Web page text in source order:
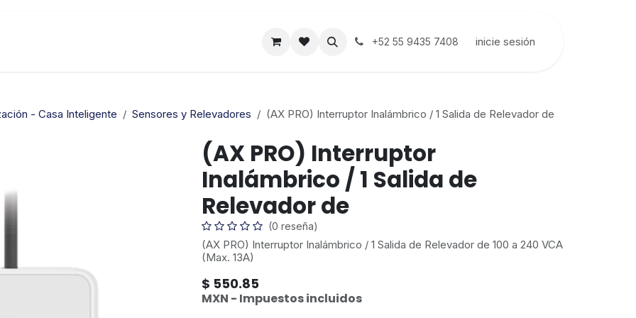
+52 55 9435 7408 inicie sesión
- Casa Inteligente Sensores y Relevadores (AX PRO) Interruptor Inalámbrico / 1 Salida de Relevador de
(AX PRO) Interruptor
Inalámbrico / 1 Salida de
Relevador de
(0 reseña)
(AX PRO) Interruptor Inalámbrico / 1 Salida de Relevador de 100 a 240 VCA
(Max. 13A)
$ 550.85
MXN - Impuestos incluidos